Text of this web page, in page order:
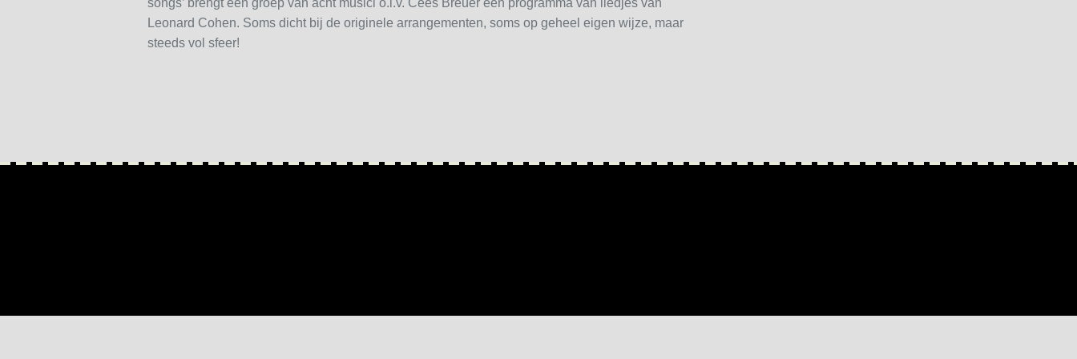
songs’ brengt een groep van acht musici o.l.v. Cees Breuer een programma van liedjes van
Leonard Cohen. Soms dicht bij de originele arrangementen, soms op geheel eigen wijze, maar
steeds vol sfeer!